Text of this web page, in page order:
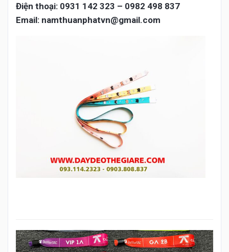
Điện thoại: 0931 142 323 – 0982 498 837
Email: namthuanphatvn@gmail.com